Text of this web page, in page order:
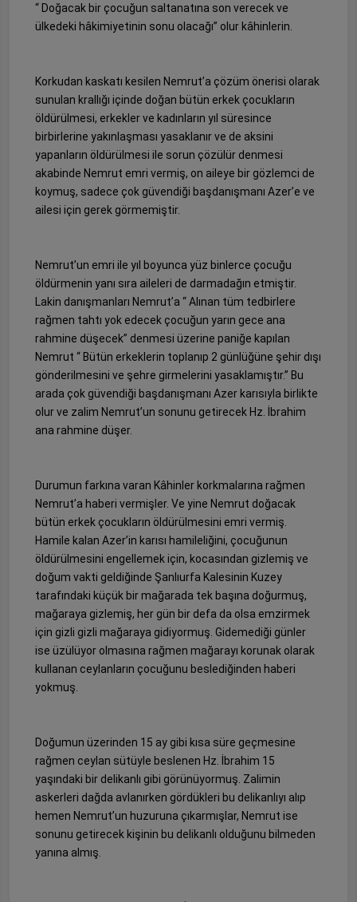
“ Doğacak bir çocuğun saltanatına son verecek ve
ülkedeki hâkimiyetinin sonu olacağı” olur kâhinlerin.
Korkudan kaskatı kesilen Nemrut’a çözüm önerisi olarak
sunulan krallığı içinde doğan bütün erkek çocukların
öldürülmesi, erkekler ve kadınların yıl süresince
birbirlerine yakınlaşması yasaklanır ve de aksini
yapanların öldürülmesi ile sorun çözülür denmesi
akabinde Nemrut emri vermiş, on aileye bir gözlemci de
koymuş, sadece çok güvendiği başdanışmanı Azer’e ve
ailesi için gerek görmemiştir.
Nemrut’un emri ile yıl boyunca yüz binlerce çocuğu
öldürmenin yanı sıra aileleri de darmadağın etmiştir.
Lakin danışmanları Nemrut’a “ Alınan tüm tedbirlere
rağmen tahtı yok edecek çocuğun yarın gece ana
rahmine düşecek” denmesi üzerine paniğe kapılan
Nemrut “ Bütün erkeklerin toplanıp 2 günlüğüne şehir dışı
gönderilmesini ve şehre girmelerini yasaklamıştır.” Bu
arada çok güvendiği başdanışmanı Azer karısıyla birlikte
olur ve zalim Nemrut’un sonunu getirecek Hz. İbrahim
ana rahmine düşer.
Durumun farkına varan Kâhinler korkmalarına rağmen
Nemrut’a haberi vermişler. Ve yine Nemrut doğacak
bütün erkek çocukların öldürülmesini emri vermiş.
Hamile kalan Azer’in karısı hamileliğini, çocuğunun
öldürülmesini engellemek için, kocasından gizlemiş ve
doğum vakti geldiğinde Şanlıurfa Kalesinin Kuzey
tarafındaki küçük bir mağarada tek başına doğurmuş,
mağaraya gizlemiş, her gün bir defa da olsa emzirmek
için gizli gizli mağaraya gidiyormuş. Gidemediği günler
ise üzülüyor olmasına rağmen mağarayı korunak olarak
kullanan ceylanların çocuğunu beslediğinden haberi
yokmuş.
Doğumun üzerinden 15 ay gibi kısa süre geçmesine
rağmen ceylan sütüyle beslenen Hz. İbrahim 15
yaşındaki bir delikanlı gibi görünüyormuş. Zalimin
askerleri dağda avlanırken gördükleri bu delikanlıyı alıp
hemen Nemrut’un huzuruna çıkarmışlar, Nemrut ise
sonunu getirecek kişinin bu delikanlı olduğunu bilmeden
yanına almış.